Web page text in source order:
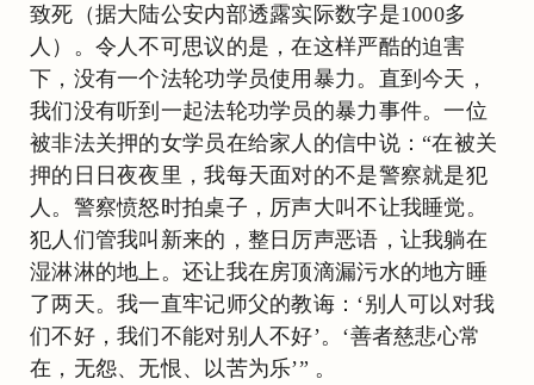
致死（据大陆公安内部透露实际数字是1000多
人）。令人不可思议的是，在这样严酷的迫害
下，没有一个法轮功学员使用暴力。直到今天，
我们没有听到一起法轮功学员的暴力事件。一位
被非法关押的女学员在给家人的信中说：“在被关
押的日日夜夜里，我每天面对的不是警察就是犯
人。警察愤怒时拍桌子，厉声大叫不让我睡觉。
犯人们管我叫新来的，整日厉声恶语，让我躺在
湿淋淋的地上。还让我在房顶滴漏污水的地方睡
了两天。我一直牢记师父的教诲：‘别人可以对我
们不好，我们不能对别人不好’。‘善者慈悲心常
在，无怨、无恨、以苦为乐’” 。